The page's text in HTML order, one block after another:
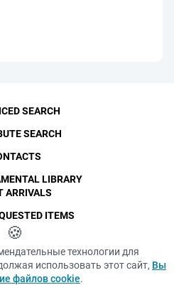
, 1996-2026
Personal Data
are
with the
policy
SEARCH
SEARCH
LIBRARY
ARRIVALS
ITEMS
🍪
технологии для
использовать этот сайт, Вы
файлов cookie.